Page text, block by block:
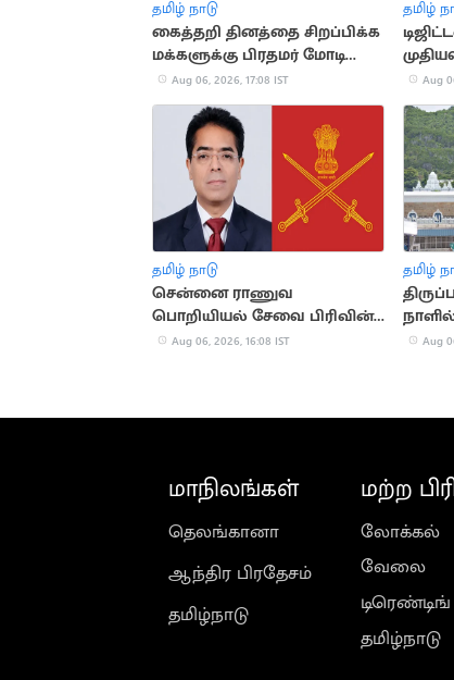
தமிழ் நாடு
கைத்தறி தினத்தை சிறப்பிக்க
மக்களுக்கு பிரதமர் மோடி
அழைப்பு
Aug 06, 2026, 17:08 IST
தமிழ்
மோசடி
Aug
தமிழ் நாடு
சென்னை ராணுவ
பொறியியல் சேவை பிரிவின்
தலைவராக ஈஸ்வர் தத்
Aug 06, 2026, 16:08 IST
தமிழ்
Aug
மாநிலங்கள்
தெலங்கானா
ஆந்திர பிரதேசம்
தமிழ்நாடு
மற்ற
லோக்கல்
வேலை
டிரெண்டிங்
தமிழ்நாடு